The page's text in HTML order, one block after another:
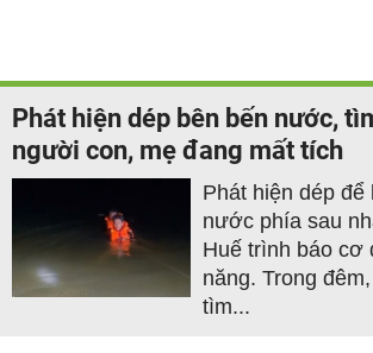
Phát hiện dép bên bến nước,
người con, mẹ đang mất tích
Phát hiện dép để
nước phía sau
Huế trình báo cơ
năng. Trong
tìm...